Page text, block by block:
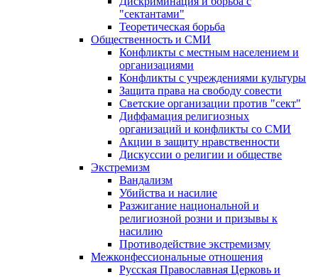
"сектантами"
Теоретическая борьба
Общественность и СМИ
Конфликты с местным населением и
организациями
Конфликты с учреждениями культуры
Защита права на свободу совести
Светские организации против "сект"
Диффамация религиозных
организаций и конфликты со СМИ
Акции в защиту нравственности
Дискуссии о религии и обществе
Экстремизм
Вандализм
Убийства и насилие
Разжигание национальной и
религиозной розни и призывы к
насилию
Противодействие экстремизму
Межконфессиональные отношения
Русская Православная Церковь и